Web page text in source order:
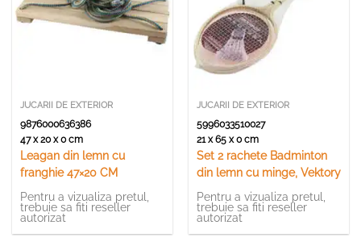
JUCARII DE EXTERIOR
9876000636386
47 x 20 x 0 cm
Leagan din lemn cu
franghie 47×20 CM
Pentru a vizualiza pretul,
trebuie sa fiti reseller
autorizat
JUCARII DE EXTERIOR
5996033510027
21 x 65 x 0 cm
Set 2 rachete Badminton
din lemn cu minge, Vektory
Pentru a vizualiza pretul,
trebuie sa fiti reseller
autorizat